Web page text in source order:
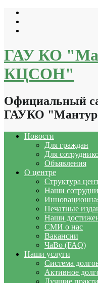
Перейти
содержимому
ГАУ КО
КЦСОН"
Официальный
ГАУКО
Новости
Для граждан
Для
Объявления
О центре
Структура
Наши
Печатные
Наши
СМИ о нас
Вакансии
ЧаВо (FAQ)
Наши услуги
Система
Активное
Лучшие